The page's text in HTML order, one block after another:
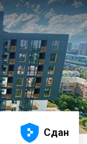




 Сдан